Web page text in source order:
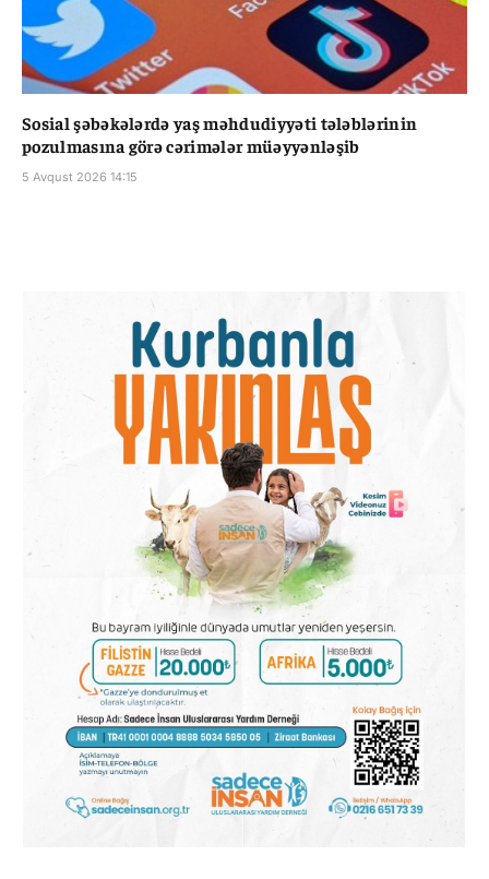
Sosial şəbəkələrdə yaş məhdudiyyəti tələblərinin
pozulmasına görə cərimələr müəyyənləşib
5 Avqust 2026 14:15